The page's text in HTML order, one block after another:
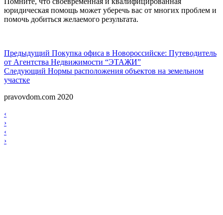
юридическая помощь может уберечь вас от многих проблем и
помочь добиться желаемого результата.
Навигация
по
записям
Предыдущий Предыдущий
Покупка офиса в Новороссийске: Путеводитель
от Агентства Недвижимости “ЭТАЖИ”
Следующий Следующий
Нормы расположения объектов на земельном
участке
pravovdom.com 2020
Scroll
Up
Навигация
по
записям
‹
›
Навигация
по
‹
›